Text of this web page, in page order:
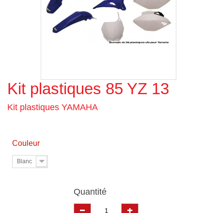
Agrandir l'image
Kit plastiques 85 YZ 13
Kit plastiques YAMAHA
Couleur
Blanc
Quantité